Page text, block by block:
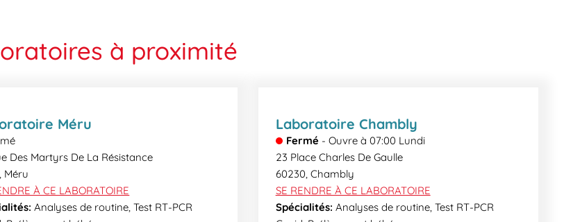
à proximité
Méru
Des Martyrs De La Résistance
, Méru
À CE LABORATOIRE
Analyses de routine, Test RT-PCR
Laboratoire Chambly
Fermé- Ouvre à 07:00 Lundi
23 Place Charles De Gaulle
60230, Chambly
SE RENDRE À CE LABORATOIRE
Spécialités: Analyses de routine, Test RT-PCR